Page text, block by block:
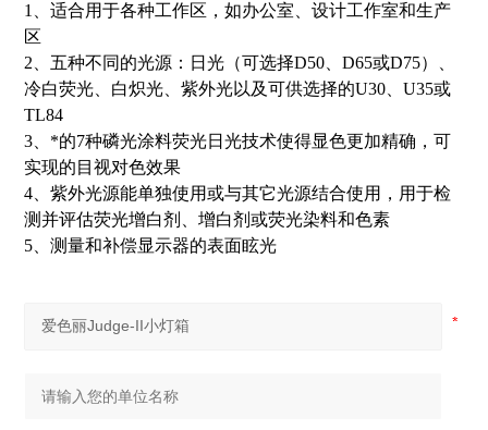
1、适合用于各种工作区，如办公室、设计工作室和生产
区
2、五种不同的光源：日光（可选择D50、D65或D75）、
冷白荧光、白炽光、紫外光以及可供选择的U30、U35或
TL84
3、*的7种磷光涂料荧光日光技术使得显色更加精确，可
实现的目视对色效果
4、紫外光源能单独使用或与其它光源结合使用，用于检
测并评估荧光增白剂、增白剂或荧光染料和色素
5、测量和补偿显示器的表面眩光